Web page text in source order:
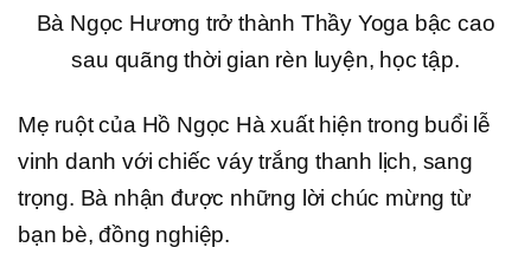
Bà Ngọc Hương trở thành Thầy Yoga bậc cao
sau quãng thời gian rèn luyện, học tập.
Mẹ ruột của Hồ Ngọc Hà xuất hiện trong buổi lễ
vinh danh với chiếc váy trắng thanh lịch, sang
trọng. Bà nhận được những lời chúc mừng từ
bạn bè, đồng nghiệp.